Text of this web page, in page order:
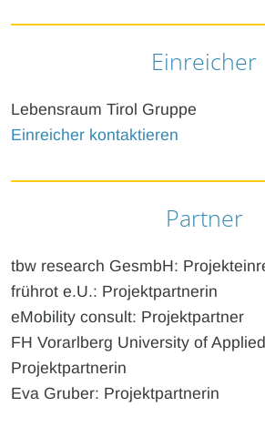
Einreicher
Lebensraum Tirol Gruppe
Einreicher kontaktieren
Partner
tbw research GesmbH:
frührot e.U.: Projektpartnerin
eMobility consult: Projektpartner
FH Vorarlberg University of
Projektpartnerin
Eva Gruber: Projektpartnerin